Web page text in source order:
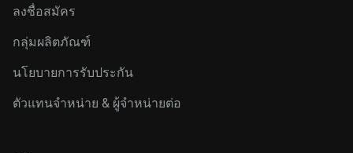
ลงชื่อสมัคร
กลุ่มผลิตภัณฑ์
นโยบายการรับประกัน
ตัวแทนจำหน่าย & ผู้จำหน่ายต่อ